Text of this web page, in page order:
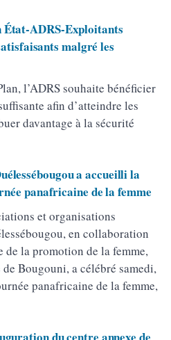
ADRS-Exploitants
malgré les
l’ADRS souhaite bénéficier
afin d’atteindre les
davantage à la sécurité
a accueilli la
panafricaine de la femme
et organisations
en collaboration
la promotion de la femme,
Bougouni, a célébré samedi,
panafricaine de la femme,